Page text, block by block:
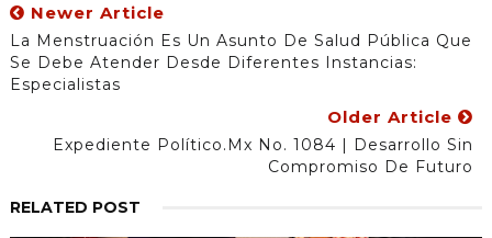
Newer Article
La Menstruación Es Un Asunto De Salud Pública Que
Se Debe Atender Desde Diferentes Instancias:
Especialistas
Older Article
Expediente Político.Mx No. 1084 | Desarrollo Sin
Compromiso De Futuro
RELATED POST